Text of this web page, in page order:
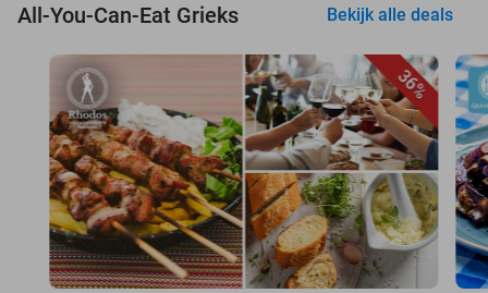
All-You-Can-Eat Grieks Bekijk alle deals
36%